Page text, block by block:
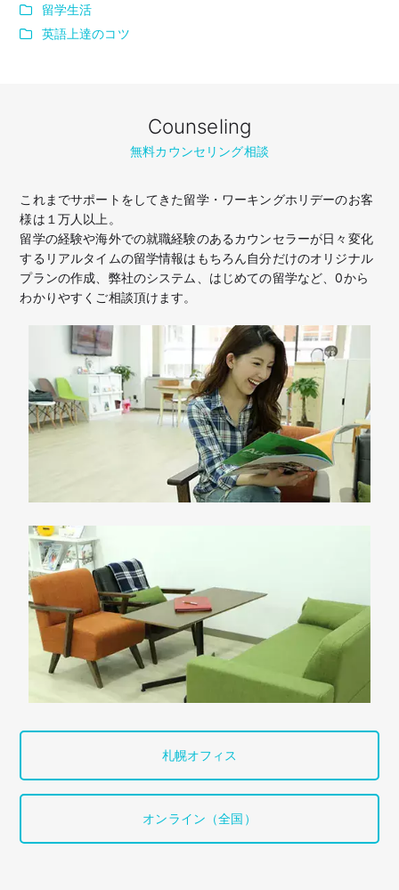
留学生活
英語上達のコツ
Counseling
無料カウンセリング相談
これまでサポートをしてきた留学・ワーキングホリデーのお客
様は１万人以上。
留学の経験や海外での就職経験のあるカウンセラーが日々変化
するリアルタイムの留学情報はもちろん自分だけのオリジナル
プランの作成、弊社のシステム、はじめての留学など、0から
わかりやすくご相談頂けます。
札幌オフィス
オンライン（全国）